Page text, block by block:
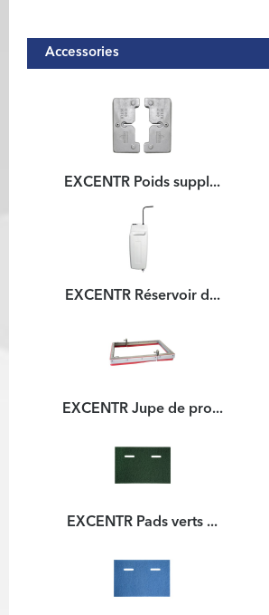
Accessories
EXCENTR Poids suppl...
EXCENTR Réservoir d...
EXCENTR Jupe de pro...
EXCENTR Pads verts ...